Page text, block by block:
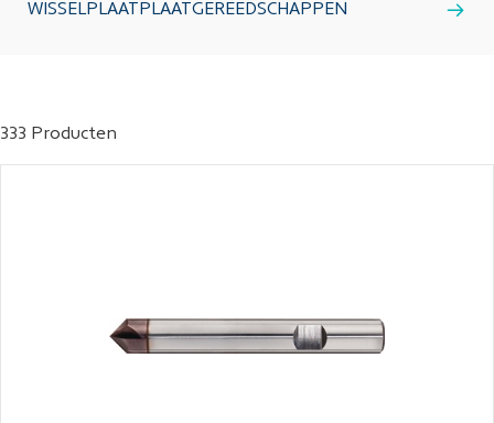
WISSELPLAATPLAATGEREEDSCHAPPEN
333 Producten